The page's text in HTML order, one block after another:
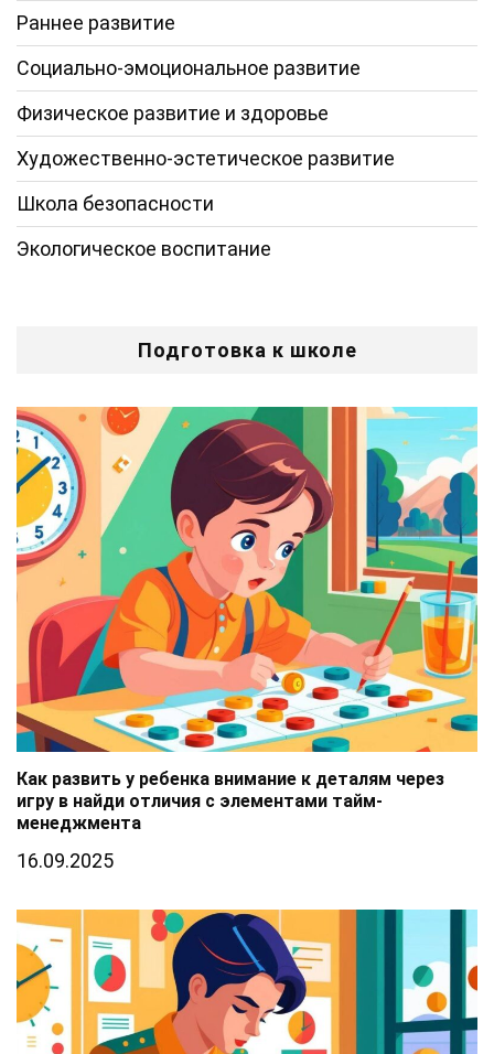
Раннее развитие
Социально-эмоциональное развитие
Физическое развитие и здоровье
Художественно-эстетическое развитие
Школа безопасности
Экологическое воспитание
Подготовка к школе
Как развить у ребенка внимание к деталям через
игру в найди отличия с элементами тайм-
менеджмента
16.09.2025